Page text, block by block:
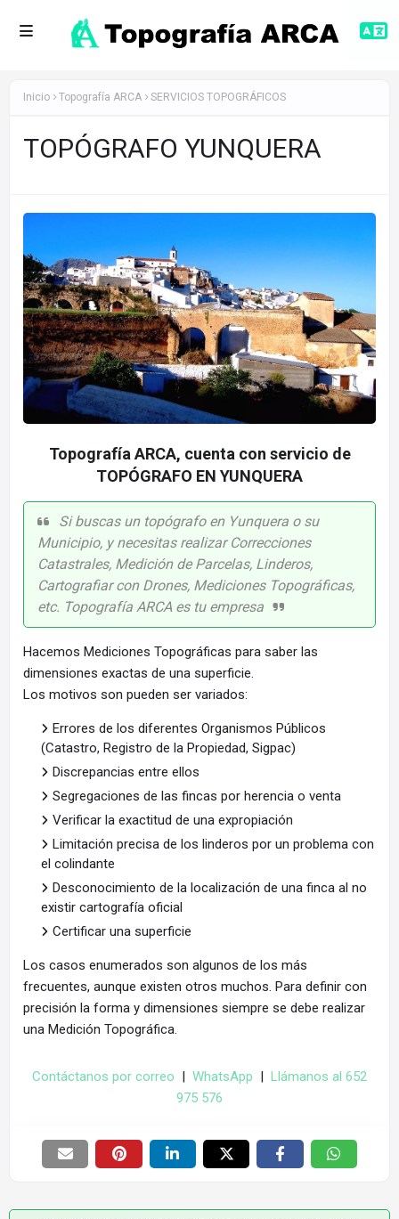
Inicio Topografía ARCA SERVICIOS TOPOGRÁFICOS
TOPÓGRAFO YUNQUERA
Topografía ARCA, cuenta con servicio de
TOPÓGRAFO EN YUNQUERA
Si buscas un topógrafo en Yunquera o su
Municipio, y necesitas realizar Correcciones
Catastrales, Medición de Parcelas, Linderos,
Cartografiar con Drones, Mediciones Topográficas,
etc. Topografía ARCA es tu empresa
Hacemos Mediciones Topográficas para saber las
dimensiones exactas de una superficie.
Los motivos son pueden ser variados:
Errores de los diferentes Organismos Públicos
(Catastro, Registro de la Propiedad, Sigpac)
Discrepancias entre ellos
Segregaciones de las fincas por herencia o venta
Verificar la exactitud de una expropiación
Limitación precisa de los linderos por un problema con
el colindante
Desconocimiento de la localización de una finca al no
existir cartografía oficial
Certificar una superficie
Los casos enumerados son algunos de los más
frecuentes, aunque existen otros muchos. Para definir con
precisión la forma y dimensiones siempre se debe realizar
una Medición Topográfica.
Contáctanos por correo | WhatsApp | Llámanos al 652
975 576